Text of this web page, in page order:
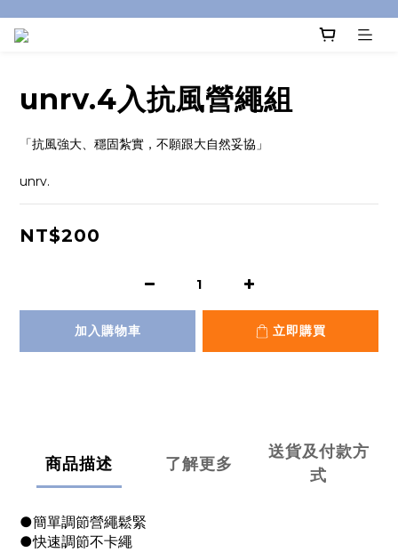
unrv.4入抗風營繩組
「抗風強大、穩固紮實，不願跟大自然妥協」
unrv.
NT$200
加入購物車 立即購買
商品描述 了解更多
送貨及付款方
式
●簡單調節營繩鬆緊
●快速調節不卡繩